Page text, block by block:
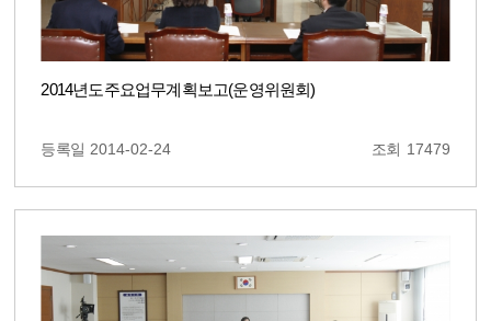
2014년도주요업무계획보고(운영위원회)
등록일 2014-02-24 조회 17479